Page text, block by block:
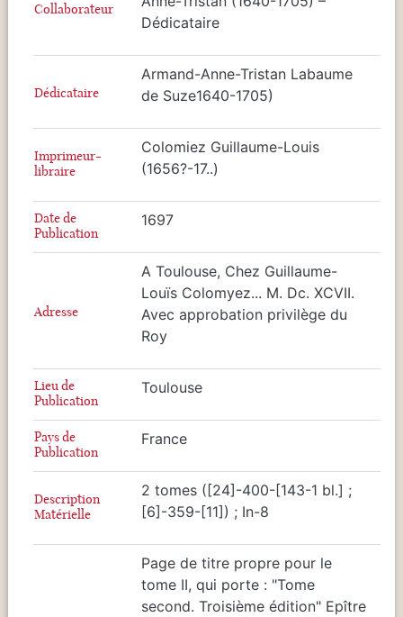
Collaborateur
Dédicataire
Dédicataire
Armand-Anne-Tristan Labaume
de Suze1640-1705)
Imprimeur-
libraire
Colomiez Guillaume-Louis
(1656?-17..)
Date de
Publication
1697
Adresse
A Toulouse, Chez Guillaume-
Louïs Colomyez... M. Dc. XCVII.
Avec approbation privilège du
Roy
Lieu de
Publication
Toulouse
Pays de
Publication
France
Description
Matérielle
2 tomes ([24]-400-[143-1 bl.] ;
[6]-359-[11]) ; In-8
Page de titre propre pour le
tome II, qui porte : "Tome
second. Troisième édition" Epître